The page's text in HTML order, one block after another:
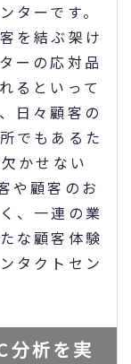
ターです。
を結ぶ架け
ーの応対品
るといって
日々顧客の
でもあるた
かせない
や顧客のお
、一連の業
な顧客体験
タクトセン
分析を実